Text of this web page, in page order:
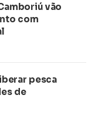
vão
com
pesca
de